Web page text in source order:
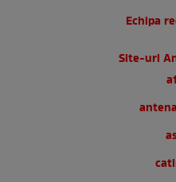
Echipa
Site-uri